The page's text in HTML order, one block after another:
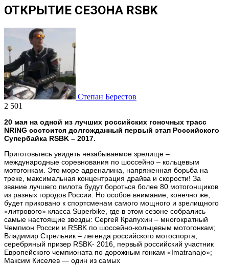
ОТКРЫТИЕ СЕЗОНА RSBK
Степан Берестов
2 501
20 мая на одной из лучших российских гоночных трасс
NRING состоится долгожданный первый этап Российского
Супербайка RSBK – 2017.
Приготовьтесь увидеть незабываемое зрелище –
международные соревнования по шоссейно – кольцевым
мотогонкам. Это море адреналина, напряженная борьба на
треке, максимальная концентрация драйва и скорости! За
звание лучшего пилота будут бороться более 80 мотогонщиков
из разных городов России. Но особое внимание, конечно же,
будет приковано к спортсменам самого мощного и зрелищного
«литрового» класса Superbike, где в этом сезоне собрались
самые настоящие звезды: Сергей Крапухин – многократный
Чемпион России и RSBK по шоссейно-кольцевым мотогонкам;
Владимир Стрельник – легенда российского мотоспорта,
серебряный призер RSBK- 2016, первый российский участник
Европейского чемпионата по дорожным гонкам «Imatranajo»;
Максим Киселев — один из самых